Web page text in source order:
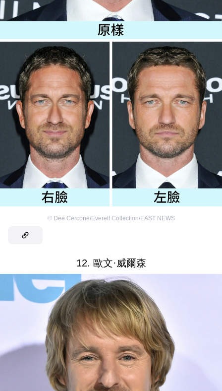
© Dee Cercone/Everett Collection/EAST NEWS
12. 歐文·威爾森